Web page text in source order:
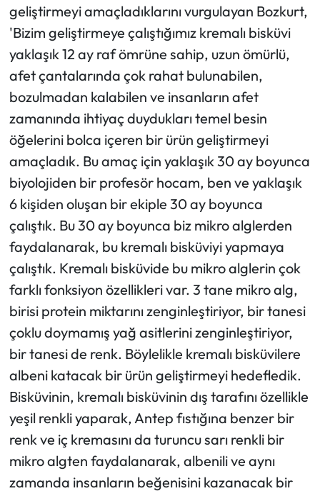
geliştirmeyi amaçladıklarını vurgulayan Bozkurt,
'Bizim geliştirmeye çalıştığımız kremalı bisküvi
yaklaşık 12 ay raf ömrüne sahip, uzun ömürlü,
afet çantalarında çok rahat bulunabilen,
bozulmadan kalabilen ve insanların afet
zamanında ihtiyaç duydukları temel besin
öğelerini bolca içeren bir ürün geliştirmeyi
amaçladık. Bu amaç için yaklaşık 30 ay boyunca
biyolojiden bir profesör hocam, ben ve yaklaşık
6 kişiden oluşan bir ekiple 30 ay boyunca
çalıştık. Bu 30 ay boyunca biz mikro alglerden
faydalanarak, bu kremalı bisküviyi yapmaya
çalıştık. Kremalı bisküvide bu mikro alglerin çok
farklı fonksiyon özellikleri var. 3 tane mikro alg,
birisi protein miktarını zenginleştiriyor, bir tanesi
çoklu doymamış yağ asitlerini zenginleştiriyor,
bir tanesi de renk. Böylelikle kremalı bisküvilere
albeni katacak bir ürün geliştirmeyi hedefledik.
Bisküvinin, kremalı bisküvinin dış tarafını özellikle
yeşil renkli yaparak, Antep fıstığına benzer bir
renk ve iç kremasını da turuncu sarı renkli bir
mikro algten faydalanarak, albenili ve aynı
zamanda insanların beğenisini kazanacak bir